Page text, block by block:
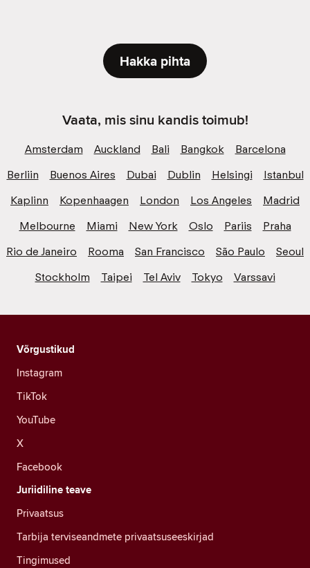
Hakka pihta
Vaata, mis sinu kandis toimub!
Amsterdam Auckland Bali Bangkok
Barcelona
Berliin
Buenos Aires Dubai Dublin Helsingi
Istanbul
Kaplinn
Kopenhaagen London Los Angeles
Madrid
Melbourne
Miami New York Oslo Pariis
Praha
Rio de Janeiro
Rooma San Francisco São Paulo
Seoul
Stockholm
Taipei Tel Aviv Tokyo Varssavi
Võrgustikud
Instagram
TikTok
YouTube
X
Facebook
Juriidiline teave
Privaatsus
Tarbija terviseandmete privaatsuseeskirjad
Tingimused